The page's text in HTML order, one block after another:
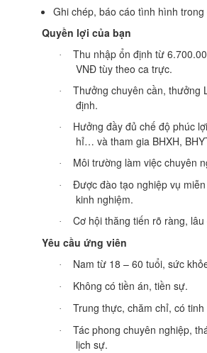
Ghi chép, báo cáo tình hình trong
Quyền lợi của bạn
·
Thu nhập ổn định từ
VNĐ tùy theo ca trực.
·
Thưởng chuyên cần, thưởng
định.
·
Hưởng đầy đủ chế độ phúc
hỉ… và tham gia BHXH,
· Môi trường làm việc chuyên
·
Được đào tạo nghiệp vụ
kinh nghiệm.
·
Cơ hội thăng tiến rõ ràng, lâu
Yêu cầu ứng viên
· Nam từ 18 – 60 tuổi, sức
· Không có tiền án, tiền sự.
· Trung thực, chăm chỉ, có
·
Tác phong chuyên nghiệp,
lịch sự.